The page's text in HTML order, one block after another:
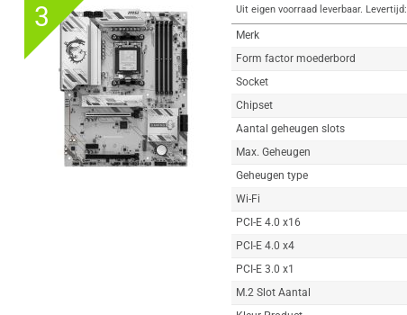
3 Uit eigen voorraad leverbaar. Levertijd:
Merk
Form factor moederbord
Socket
Chipset
Aantal geheugen slots
Max. Geheugen
Geheugen type
Wi-Fi
PCI-E 4.0 x16
PCI-E 4.0 x4
PCI-E 3.0 x1
M.2 Slot Aantal